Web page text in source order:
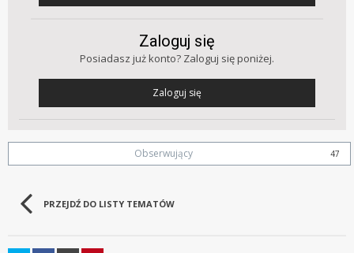
Zaloguj się
Posiadasz już konto? Zaloguj się poniżej.
Zaloguj się
Obserwujący 47
PRZEJDŹ DO LISTY TEMATÓW